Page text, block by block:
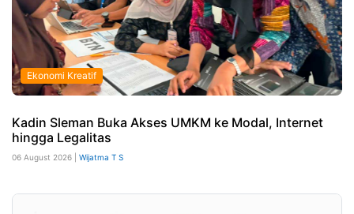
Ekonomi Kreatif
Kadin Sleman Buka Akses UMKM ke Modal, Internet
hingga Legalitas
06 August 2026 | Wijatma T S